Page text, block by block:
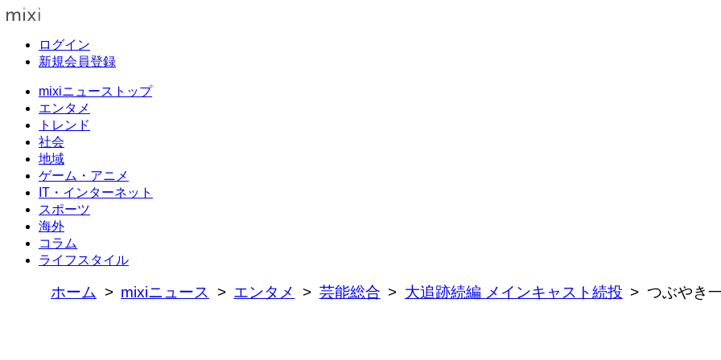
ログイン
新規会員登録
mixiニューストップ
エンタメ
トレンド
社会
地域
ゲーム・アニメ
IT・インターネット
スポーツ
海外
コラム
ライフスタイル
ホーム mixiニュース エンタメ 芸能総合 大追跡続編 メインキャスト続投 つぶやき